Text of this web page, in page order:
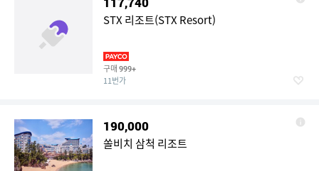
STX 리조트(STX Resort)
구매 999+
11번가
190,000
쏠비치 삼척 리조트